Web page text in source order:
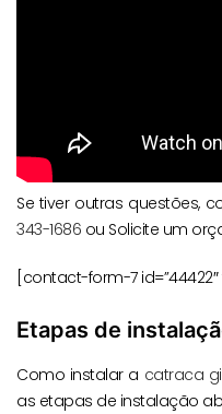
Se tiver outras questões,
343-1686 ou Solicite um
[contact-form-7
Etapas de
Como instalar a catraca
as etapas de instalação